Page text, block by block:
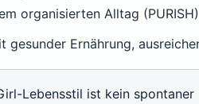
organisierten Alltag
gesunder Ernährung,
Lebensstil ist kein